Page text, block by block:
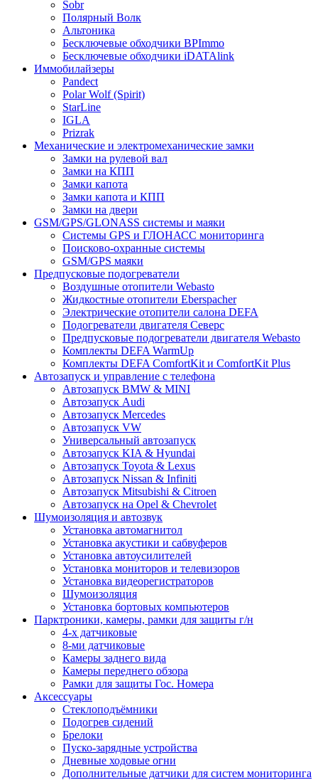
Sobr
Полярный Волк
Альтоника
Бесключевые обходчики BPImmo
Бесключевые обходчики iDATAlink
Иммобилайзеры
Pandect
Polar Wolf (Spirit)
StarLine
IGLA
Prizrak
Механические и электромеханические замки
Замки на рулевой вал
Замки на КПП
Замки капота
Замки капота и КПП
Замки на двери
GSM/GPS/GLONASS системы и маяки
Системы GPS и ГЛОНАСС мониторинга
Поисково-охранные системы
GSM/GPS маяки
Предпусковые подогреватели
Воздушные отопители Webasto
Жидкостные отопители Eberspacher
Электрические отопители салона DEFA
Подогреватели двигателя Северс
Предпусковые подогреватели двигателя Webasto
Комплекты DEFA WarmUp
Комплекты DEFA ComfortKit и ComfortKit Plus
Автозапуск и управление с телефона
Автозапуск BMW & MINI
Автозапуск Audi
Автозапуск Mercedes
Автозапуск VW
Универсальный автозапуск
Автозапуск KIA & Hyundai
Автозапуск Toyota & Lexus
Автозапуск Nissan & Infiniti
Автозапуск Mitsubishi & Citroen
Автозапуск на Opel & Chevrolet
Шумоизоляция и автозвук
Установка автомагнитол
Установка акустики и сабвуферов
Установка автоусилителей
Установка мониторов и телевизоров
Установка видеорегистраторов
Шумоизоляция
Установка бортовых компьютеров
Парктроники, камеры, рамки для защиты г/н
4-х датчиковые
8-ми датчиковые
Камеры заднего вида
Камеры переднего обзора
Рамки для защиты Гос. Номера
Аксессуары
Стеклоподъёмники
Подогрев сидений
Брелоки
Пуско-зарядные устройства
Дневные ходовые огни
Дополнительные датчики для систем мониторинга